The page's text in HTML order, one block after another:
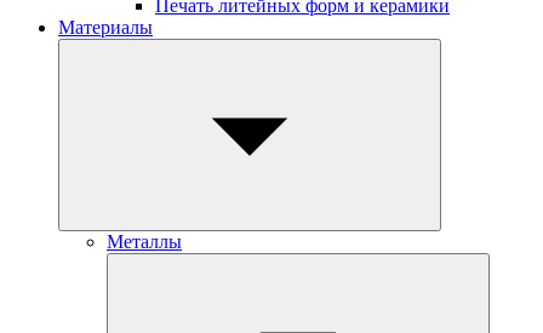
Печать литейных форм и керамики
Материалы
Металлы